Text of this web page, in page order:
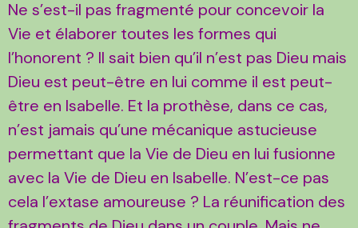
Ne s’est-il pas fragmenté pour concevoir la
Vie et élaborer toutes les formes qui
l’honorent ? Il sait bien qu’il n’est pas Dieu mais
Dieu est peut-être en lui comme il est peut-
être en Isabelle. Et la prothèse, dans ce cas,
n’est jamais qu’une mécanique astucieuse
permettant que la Vie de Dieu en lui fusionne
avec la Vie de Dieu en Isabelle. N’est-ce pas
cela l’extase amoureuse ? La réunification des